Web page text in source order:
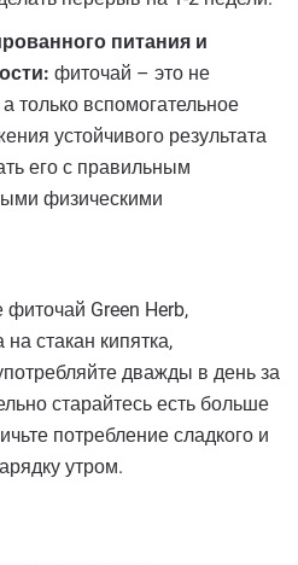
питания и
фиточай – это не
только вспомогательное
устойчивого результата
его с правильным
физическими
Green Herb,
стакан кипятка,
дважды в день за
старайтесь есть больше
потребление сладкого и
утром.